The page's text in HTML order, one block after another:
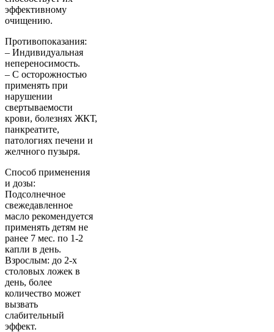
эффективному
очищению.
Противопоказания:
– Индивидуальная
непереносимость.
– С осторожностью
применять при
нарушении
свертываемости
крови, болезнях ЖКТ,
панкреатите,
патологиях печени и
желчного пузыря.
Способ применения
и дозы:
Подсолнечное
свежедавленное
масло рекомендуется
применять детям не
ранее 7 мес. по 1-2
капли в день.
Взрослым: до 2-х
столовых ложек в
день, более
количество может
вызвать
слабительный
эффект.